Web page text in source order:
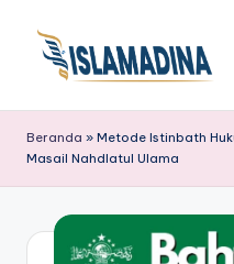
Beranda » Metode Istinbath
Masail Nahdlatul Ulama